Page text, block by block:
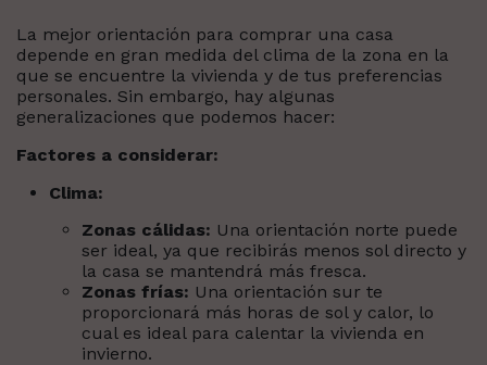
La mejor orientación para comprar una casa
depende en gran medida del clima de la zona en la
que se encuentre la vivienda y de tus preferencias
personales. Sin embargo, hay algunas
generalizaciones que podemos hacer:
Factores a considerar:
Clima:
Zonas cálidas: Una orientación norte puede
ser ideal, ya que recibirás menos sol directo y
la casa se mantendrá más fresca.
Zonas frías: Una orientación sur te
proporcionará más horas de sol y calor, lo
cual es ideal para calentar la vivienda en
invierno.